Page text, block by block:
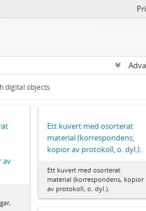
digital objects
av
Ett kuvert med osorterat
material (korrespondens,
kopior av protokoll, o. dyl.).
Ett kuvert med osorterat
material (korrespondens, kopior
av protokoll, o. dyl.).